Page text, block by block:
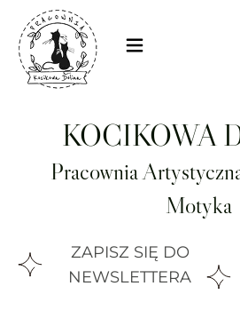
KOCIKOWA
Pracownia
Motyka
ZAPISZ SIĘ DO
NEWSLETTERA